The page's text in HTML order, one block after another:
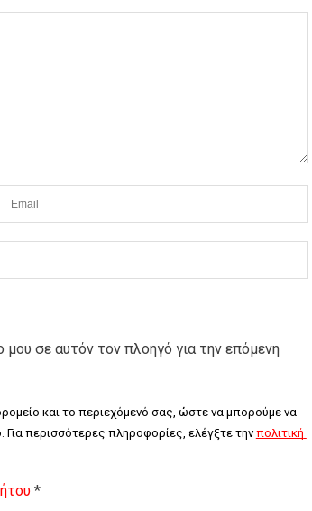
σε αυτόν τον πλοηγό για την επόμενη
και το περιεχόμενό σας, ώστε να μπορούμε να
περισσότερες πληροφορίες, ελέγξτε την πολιτική
*